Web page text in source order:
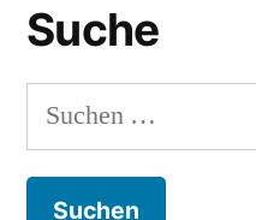
Suche
Suchen
nach: